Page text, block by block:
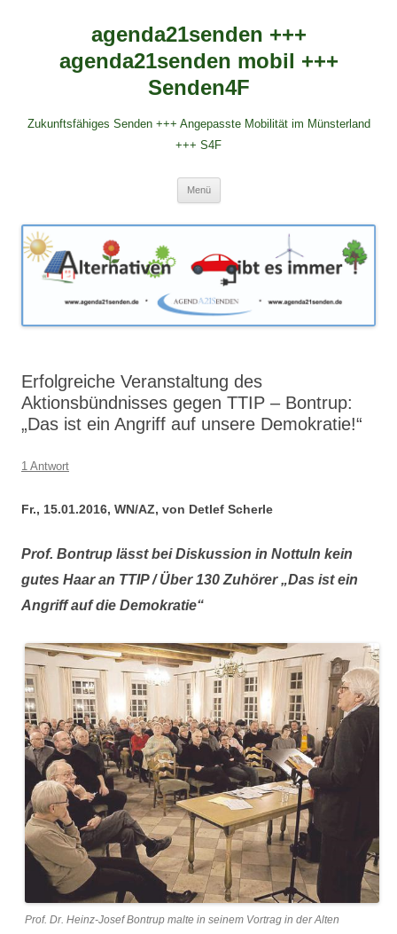
agenda21senden +++
agenda21senden mobil +++
Senden4F
Zukunftsfähiges Senden +++ Angepasste Mobilität im Münsterland
+++ S4F
Menü
Erfolgreiche Veranstaltung des
Aktionsbündnisses gegen TTIP – Bontrup:
„Das ist ein Angriff auf unsere Demokratie!“
1 Antwort
Fr., 15.01.2016, WN/AZ, von Detlef Scherle
Prof. Bontrup lässt bei Diskussion in Nottuln kein
gutes Haar an TTIP / Über 130 Zuhörer „Das ist ein
Angriff auf die Demokratie“
Prof. Dr. Heinz-Josef Bontrup malte in seinem Vortrag in der Alten